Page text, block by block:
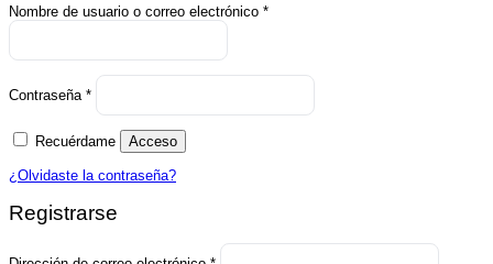
Nombre de usuario o correo electrónico *Obligatorio
Contraseña *
Obligatorio
Recuérdame Acceso
¿Olvidaste la contraseña?
Registrarse
Obligatorio